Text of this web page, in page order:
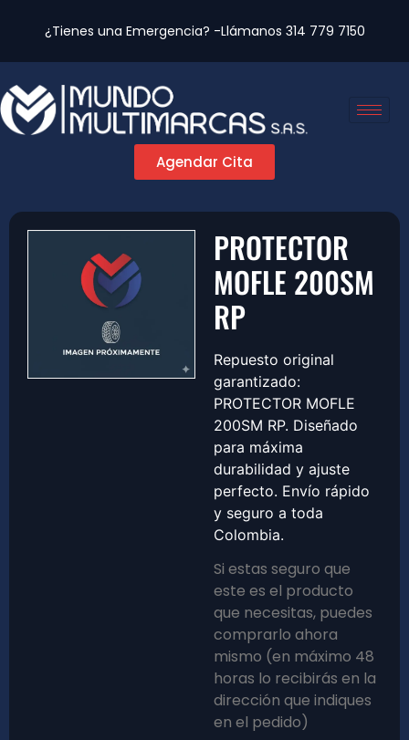
¿Tienes una Emergencia? -Llámanos 314 779 7150
Agendar Cita
PROTECTOR
MOFLE 200SM
RP
Repuesto original
garantizado:
PROTECTOR MOFLE
200SM RP. Diseñado
para máxima
durabilidad y ajuste
perfecto. Envío rápido
y seguro a toda
Colombia.
Si estas seguro que
este es el producto
que necesitas, puedes
comprarlo ahora
mismo (en máximo 48
horas lo recibirás en la
dirección que indiques
en el pedido)